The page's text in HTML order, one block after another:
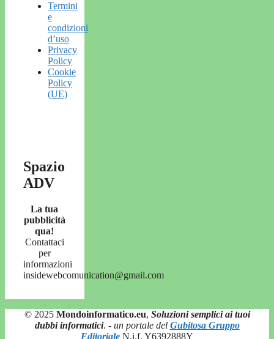
Termini
e
condizioni
d’uso
Privacy
Policy
Cookie
Policy
(UE)
Spazio
ADV
La tua
pubblicità
qua!
Contattaci
per
informazioni
insidewebcomunication@gmail.com
© 2025 Mondoinformatico.eu, Soluzioni semplici ai tuoi
dubbi informatici. - un portale del Gubitosa Gruppo
Editoriale N.i.f. Y6392888Y